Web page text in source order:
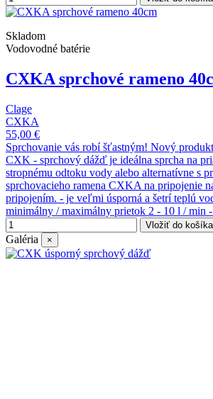
Skladom
Vodovodné batérie
CXKA sprchové rameno
Clage
CXKA
55,00 €
Sprchovanie vás robí šťastným! Nový
CXK - sprchový dážď je ideálna sprcha na
stropnému odtoku vody alebo alternatívne s
sprchovacieho ramena CXKA na pripojenie
pripojením. - je veľmi úsporná a šetrí teplú
minimálny / maximálny prietok 2 - 10 l / min
Vložiť do košíka
Galéria ×